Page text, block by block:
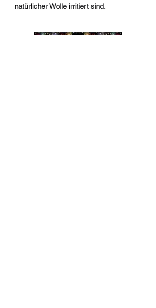
natürlicher Wolle irritiert sind.